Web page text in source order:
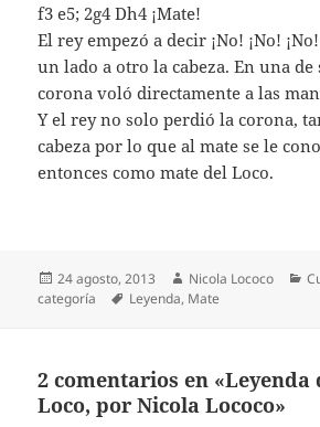
f3 e5; 2g4 Dh4 ¡Mate!
El rey empezó a decir ¡No! ¡No!
un lado a otro la cabeza. En una de
corona voló directamente a las
Y el rey no solo perdió la corona,
cabeza por lo que al mate se le
entonces como mate del Loco.
Publicado
el
24 agosto, 2013 Autor
Nicola Lococo
categoría
Etiquetas
Leyenda, Mate
2 comentarios en «Leyenda
Loco, por Nicola Lococo»